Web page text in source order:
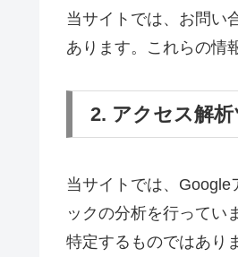
当サイトでは、お問い
あります。これらの情
2. アクセス解
当サイトでは、Google
ックの分析を行ってい
特定するものではあり